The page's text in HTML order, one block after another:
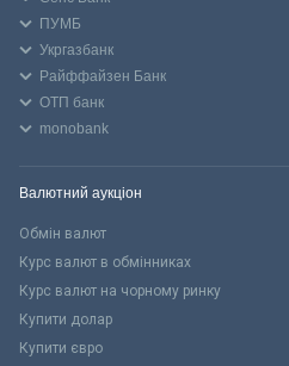
ПУМБ
Укргазбанк
Райффайзен Банк
ОТП банк
monobank
Валютний аукціон
Обмін валют
Курс валют в обмінниках
Курс валют на чорному ринку
Купити долар
Купити євро